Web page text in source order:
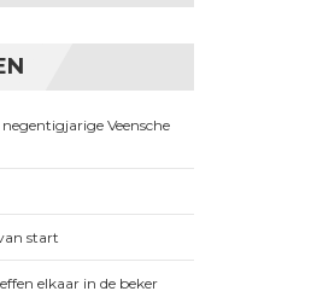
Veensche
start
elkaar in de beker